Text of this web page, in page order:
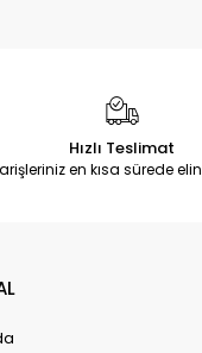
Hızlı Teslimat
en kısa sürede